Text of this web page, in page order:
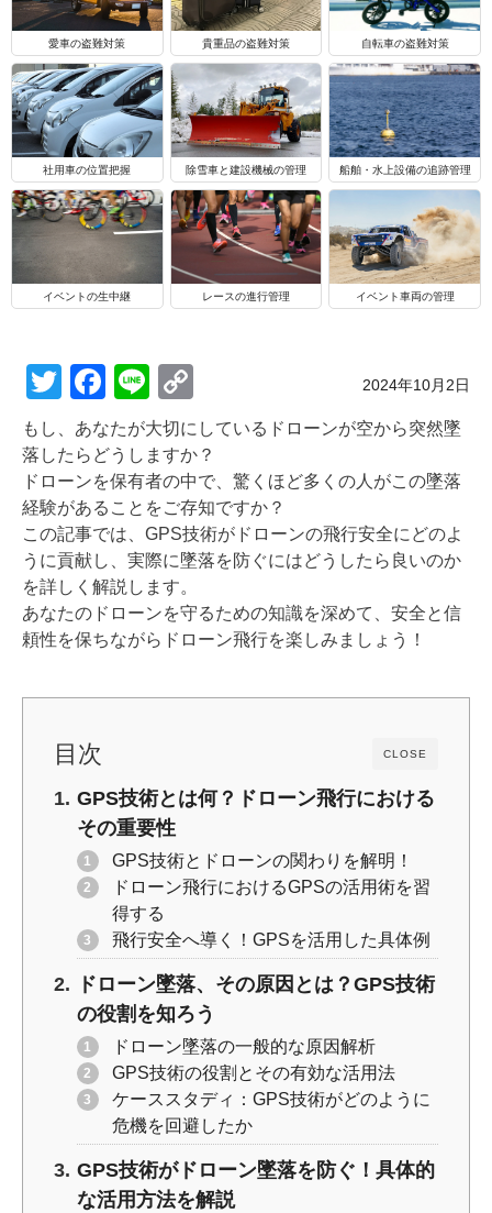
愛車の盗難対策 貴重品の盗難対策 自転車の盗難対策
社用車の位置把握 除雪車と建設機械の管理 船舶・水上設備の追跡管理
イベントの生中継 レースの進行管理 イベント車両の管理
2024年10月2日
T
wi
tt
er
F
a
c
e
b
o
o
k
Li
n
e
o
p
y
Li
n
もし、あなたが大切にしているドローンが空から突然墜
落したらどうしますか？
ドローンを保有者の中で、驚くほど多くの人がこの墜落
経験があることをご存知ですか？
この記事では、GPS技術がドローンの飛行安全にどのよ
うに貢献し、実際に墜落を防ぐにはどうしたら良いのか
を詳しく解説します。
あなたのドローンを守るための知識を深めて、安全と信
頼性を保ちながらドローン飛行を楽しみましょう！
CLOSE
目次
GPS技術とは何？ドローン飛行における
その重要性
GPS技術とドローンの関わりを解明！
ドローン飛行におけるGPSの活用術を習
得する
飛行安全へ導く！GPSを活用した具体例
ドローン墜落、その原因とは？GPS技術
の役割を知ろう
ドローン墜落の一般的な原因解析
GPS技術の役割とその有効な活用法
ケーススタディ：GPS技術がどのように
危機を回避したか
GPS技術がドローン墜落を防ぐ！具体的
な活用方法を解説